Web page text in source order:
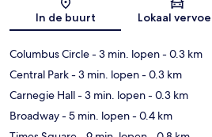
Kaart
In de buurt Lokaal
Columbus Circle- 3 min. lopen- 0.3 km
Central Park- 3 min. lopen- 0.3 km
Carnegie Hall- 3 min. lopen- 0.3 km
Broadway- 5 min. lopen- 0.4 km